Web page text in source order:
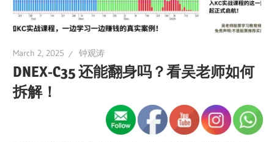
March 2, 2025 钟观涛
DNEX-C35 还能翻身吗？看吴老师如何
拆解！